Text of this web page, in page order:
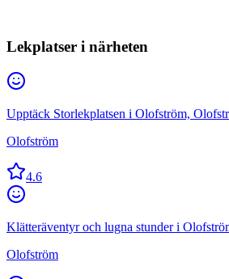
Lekplatser i närheten
Upptäck Storlekplatsen i Olofström,
Olofström
4.6
Klätteräventyr och lugna stunder i
Olofström